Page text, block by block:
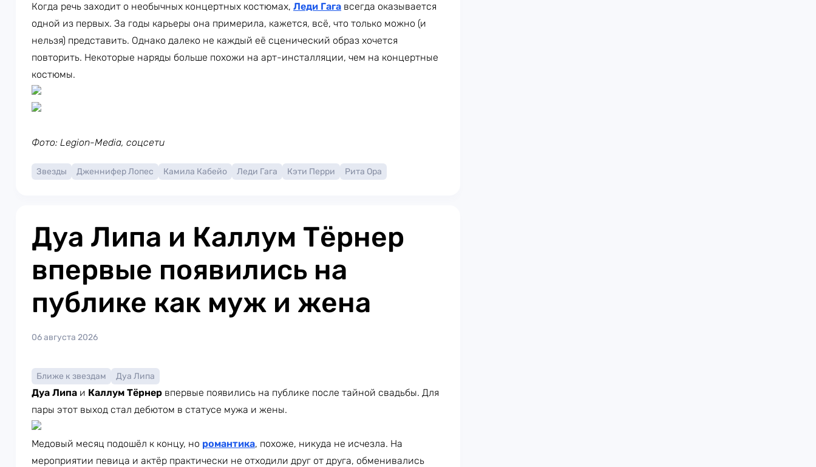
Когда речь заходит о необычных концертных костюмах, Леди Гага всегда оказывается
одной из первых. За годы карьеры она примерила, кажется, всё, что только можно (и
нельзя) представить. Однако далеко не каждый её сценический образ хочется
повторить. Некоторые наряды больше похожи на арт-инсталляции, чем на концертные
костюмы.
Фото: Legion-Media, соцсети
Звезды Дженнифер Лопес Камила Кабейо Леди Гага Кэти Перри Рита Ора
Дуа Липа и Каллум Тёрнер
впервые появились на
публике как муж и жена
06 августа 2026
Ближе к звездам Дуа Липа
Дуа Липа и Каллум Тёрнер впервые появились на публике после тайной свадьбы. Для
пары этот выход стал дебютом в статусе мужа и жены.
Медовый месяц подошёл к концу, но романтика, похоже, никуда не исчезла. На
мероприятии певица и актёр практически не отходили друг от друга, обменивались